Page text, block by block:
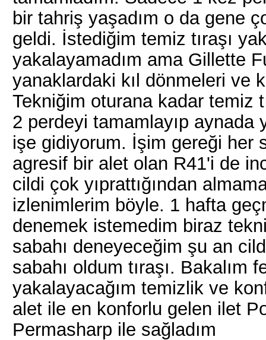
bir tahriş yaşadım o da gene
geldi. İstediğim temiz tıraşı
yakalayamadım ama Gillette
yanaklardaki kıl dönmeleri ve
Tekniğim oturana kadar temiz
2 perdeyi tamamlayıp
işe gidiyorum. İşim gereği her
agresif bir alet olan R41'i de
cildi çok yıprattığından
izlenimlerim böyle. 1 hafta
denemek istemedim biraz
sabahı deneyeceğim şu an
sabahı oldum tıraşı. Bakalım
yakalayacağım temizlik ve
alet ile en konforlu gelen ilet
Permasharp ile sağladım